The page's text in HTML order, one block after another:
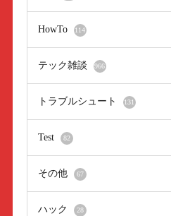
HowTo 114
テック雑談 966
トラブルシュート 131
Test 82
その他 67
ハック 28